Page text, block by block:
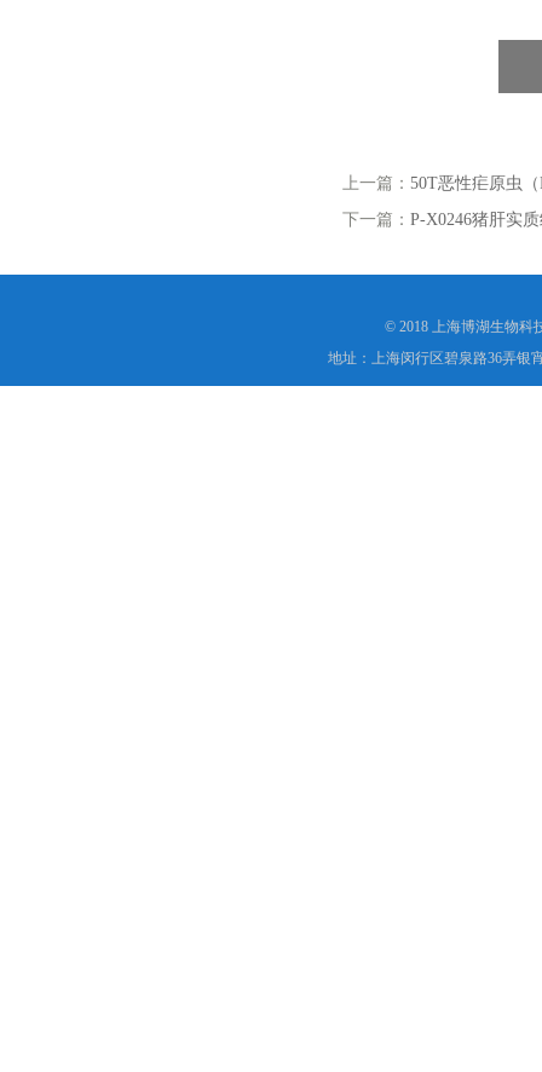
上一篇： 50T恶性疟原虫
下一篇： P-X0246猪肝实
© 2018 上海博湖生物科
地址：上海闵行区碧泉路36弄银